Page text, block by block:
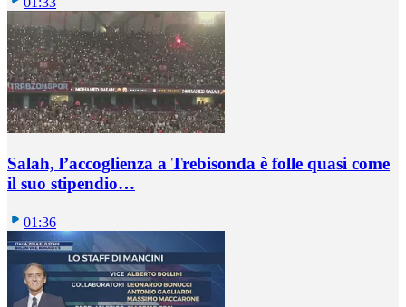
Salah, l’accoglienza a Trebisonda è folle quasi come
il suo stipendio…
01:36